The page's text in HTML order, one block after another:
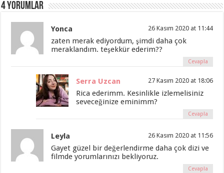
4 Yorumlar
Yonca 26 Kasım 2020 at 11:44
zaten merak ediyordum, şimdi daha çok
meraklandım. teşekkür ederim??
Cevapla
Serra Uzcan 27 Kasım 2020 at 18:06
Rica ederimm. Kesinlikle izlemelisiniz
seveceğinize eminimm?
Cevapla
Leyla 26 Kasım 2020 at 11:56
Gayet güzel bir değerlendirme daha çok dizi ve
filmde yorumlarınızı bekliyoruz.
Cevapla